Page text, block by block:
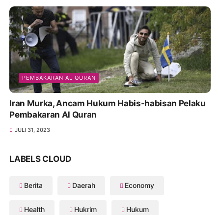
PEMBAKARAN AL QURAN
Iran Murka, Ancam Hukum Habis-habisan Pelaku
Pembakaran Al Quran
JULI 31, 2023
LABELS CLOUD
Berita Daerah Economy
Health Hukrim Hukum